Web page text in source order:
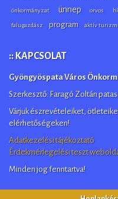
önkormányzat ünnep orvos
falugazdász program aktív
:: KAPCSOLAT
Gyöngyöspata Város
Szerkesztő: Faragó Zoltán
Várjuk észrevételeiket,
elérhetőségeken!
Adatkezelési tájékoztató
Érdekmérlegelési teszt
Minden jog fenntartva!